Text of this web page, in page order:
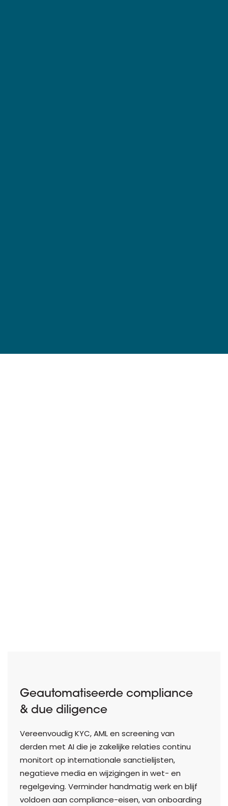
Geautomatiseerde compliance
& due diligence
Vereenvoudig KYC, AML en screening van
derden met AI die je zakelijke relaties continu
monitort op internationale sanctielijsten,
negatieve media en wijzigingen in wet- en
regelgeving. Verminder handmatig werk en blijf
voldoen aan compliance-eisen, van onboarding